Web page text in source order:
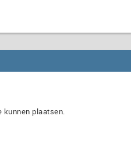
kunnen plaatsen.